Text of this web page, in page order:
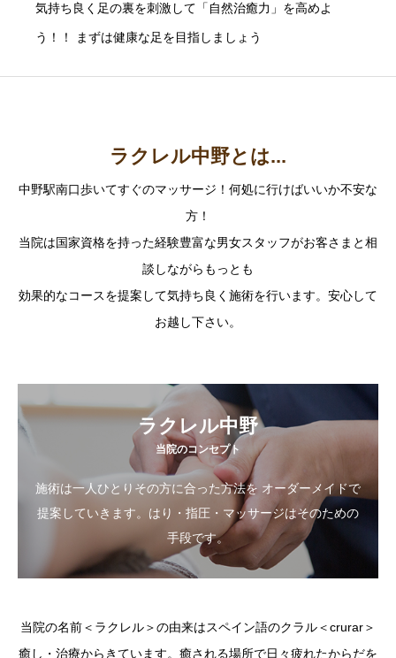
気持ち良く足の裏を刺激して「自然治癒力」を高めよ
う！！ まずは健康な足を目指しましょう
ラクレル中野とは...
中野駅南口歩いてすぐのマッサージ！何処に行けばいいか不安な
方！
当院は国家資格を持った経験豊富な男女スタッフがお客さまと相
談しながらもっとも
効果的なコースを提案して気持ち良く施術を行います。安心して
お越し下さい。
ラクレル中野
当院のコンセプト
施術は一人ひとりその方に合った方法を オーダーメイドで
提案していきます。はり・指圧・マッサージはそのための
手段です。
当院の名前＜ラクレル＞の由来はスペイン語のクラル＜crurar＞
癒し・治療からきています。癒される場所で日々疲れたからだを